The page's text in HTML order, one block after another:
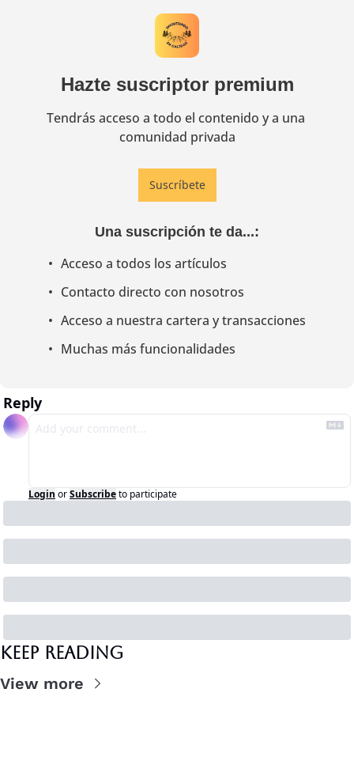
Hazte suscriptor premium
Tendrás acceso a todo el contenido y a una
comunidad privada
Suscríbete
Una suscripción te da...:
Acceso a todos los artículos
Contacto directo con nosotros
Acceso a nuestra cartera y transacciones
Muchas más funcionalidades
Reply
Login orSubscribeto participate
Keep Reading
View more